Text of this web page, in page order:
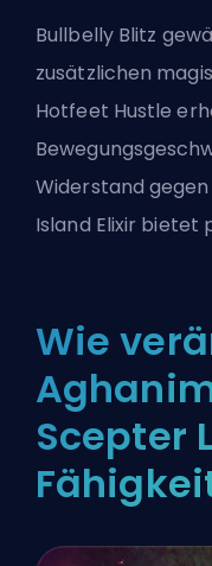
Bullbelly Blitz
zusätzlichen
Hotfeet Hustle
Widerstand
Island Elixir bietet
Wie
Scepter